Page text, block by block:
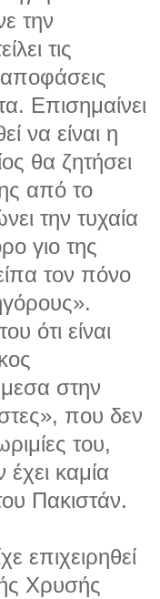
την
τις
αποφάσεις
Επισημαίνει
να είναι η
θα ζητήσει
από το
την τυχαία
γιο της
τον πόνο
ότι είναι
στην
που δεν
του,
έχει καμία
Πακιστάν.
επιχειρηθεί
Χρυσής